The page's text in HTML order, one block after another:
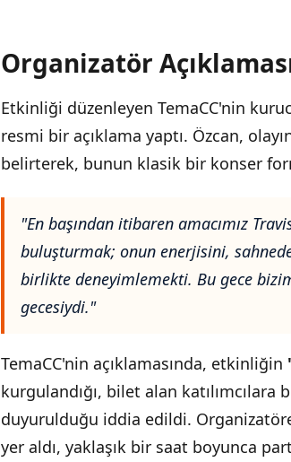
Organizatör
Etkinliği düzenleyen TemaCC'nin
resmi bir açıklama yaptı. Özcan,
belirterek, bunun klasik bir konser
"En başından itibaren amacımız
buluşturmak; onun enerjisini,
birlikte deneyimlemekti. Bu gece
gecesiydi."
TemaCC'nin açıklamasında, etkinliğin
kurgulandığı, bilet alan
duyurulduğu iddia edildi.
yer aldı, yaklaşık bir saat boyunca